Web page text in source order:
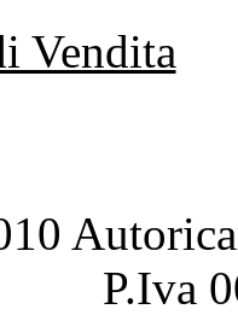
Vendita
P.Iva